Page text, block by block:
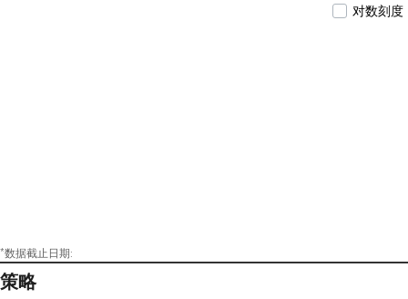
对数刻度
*数据截止日期:
策略